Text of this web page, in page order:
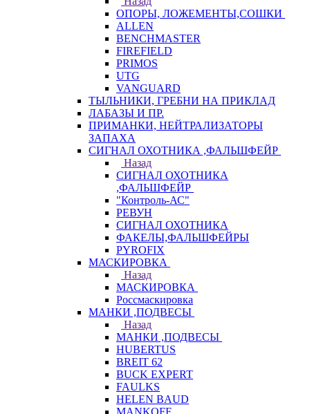
ОПОРЫ, ЛОЖЕМЕНТЫ,СОШКИ
ALLEN
BENCHMASTER
FIREFIELD
PRIMOS
UTG
VANGUARD
ТЫЛЬНИКИ, ГРЕБНИ НА ПРИКЛАД
ЛАБАЗЫ И ПР.
ПРИМАНКИ, НЕЙТРАЛИЗАТОРЫ
ЗАПАХА
СИГНАЛ ОХОТНИКА ,ФАЛЬШФЕЙР
Назад
СИГНАЛ ОХОТНИКА
,ФАЛЬШФЕЙР
"Контроль-АС"
РЕВУН
СИГНАЛ ОХОТНИКА
ФАКЕЛЫ,ФАЛЬШФЕЙРЫ
PYROFIX
МАСКИРОВКА
Назад
МАСКИРОВКА
Россмаскировка
МАНКИ ,ПОДВЕСЫ
Назад
МАНКИ ,ПОДВЕСЫ
HUBERTUS
BREIT 62
BUCK EXPERT
FAULKS
HELEN BAUD
MANKOFF